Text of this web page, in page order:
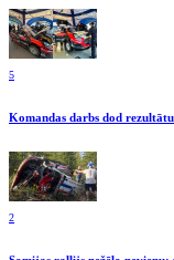
5
Komandas darbs dod
2